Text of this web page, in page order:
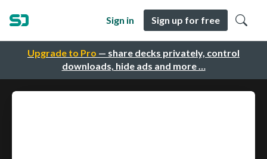
Upgrade to Pro — share decks privately, control
downloads, hide ads and more …
Sign in Sign up for free